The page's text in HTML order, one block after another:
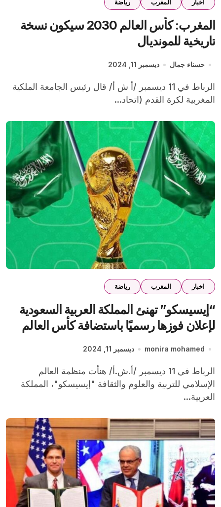
اخبار المغرب رياضة
المغرب: كأس العالم 2030 سيكون نسخة
تاريخية للمونديال
حسناء جمال ديسمبر 11, 2024
الرباط في 11 ديسمبر /أ ش أ/ قال رئيس الجامعة الملكية
المغربية لكرة القدم (اتحاد...
اخبار المغرب رياضة
“إيسيسكو” تهنئ المملكة العربية السعودية
لإعلان فوزها رسميًا باستضافة كأس العالم
monira mohamed ديسمبر 11, 2024
الرباط في 11 ديسمبر /أ.ش.أ/ هنأت منظمة العالم
الإسلامي للتربية والعلوم والثقافة "إيسيسكو"، المملكة
العربية...